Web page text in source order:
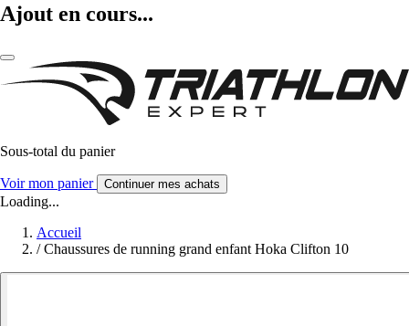
Ajout en cours...
Sous-total du panier
Voir mon panier Continuer mes achats
Loading...
Accueil
/ Chaussures de running grand enfant Hoka Clifton 10